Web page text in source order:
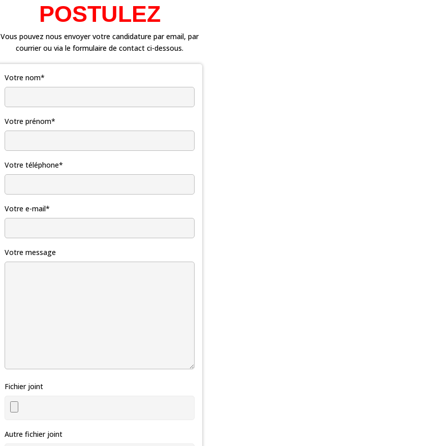
POSTULEZ
Vous pouvez nous envoyer votre candidature par email, par
courrier ou via le formulaire de contact ci-dessous.
Votre nom*
Votre prénom*
Votre téléphone*
Votre e-mail*
Votre message
Fichier joint
Autre fichier joint